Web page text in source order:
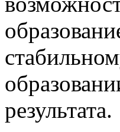
результата.